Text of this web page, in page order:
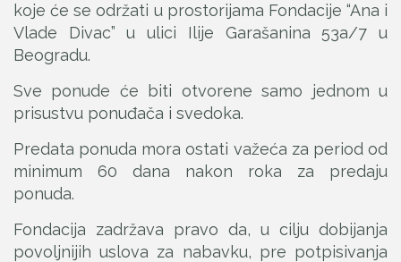
koje će se održati u prostorijama Fondacije “Ana i
Vlade Divac” u ulici Ilije Garašanina 53a/7 u
Beogradu.
Sve ponude će biti otvorene samo jednom u
prisustvu ponuđača i svedoka.
Predata ponuda mora ostati važeća za period od
minimum 60 dana nakon roka za predaju
ponuda.
Fondacija zadržava pravo da, u cilju dobijanja
povoljnijih uslova za nabavku, pre potpisivanja